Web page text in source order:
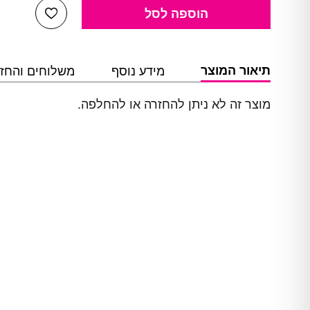
כמות של גומי לנעלי בלט או לנעלי פוינט דגם 60602
הוספה לסל Wishlist
תיאור המוצר מידע נוסף
משלוחים
מוצר זה לא ניתן להחזרה או להחלפה.